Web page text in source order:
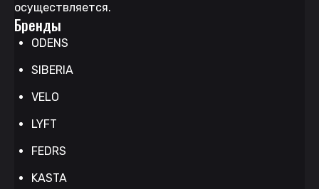
осуществляется.
Бренды
ODENS
SIBERIA
VELO
LYFT
FEDRS
KASTA